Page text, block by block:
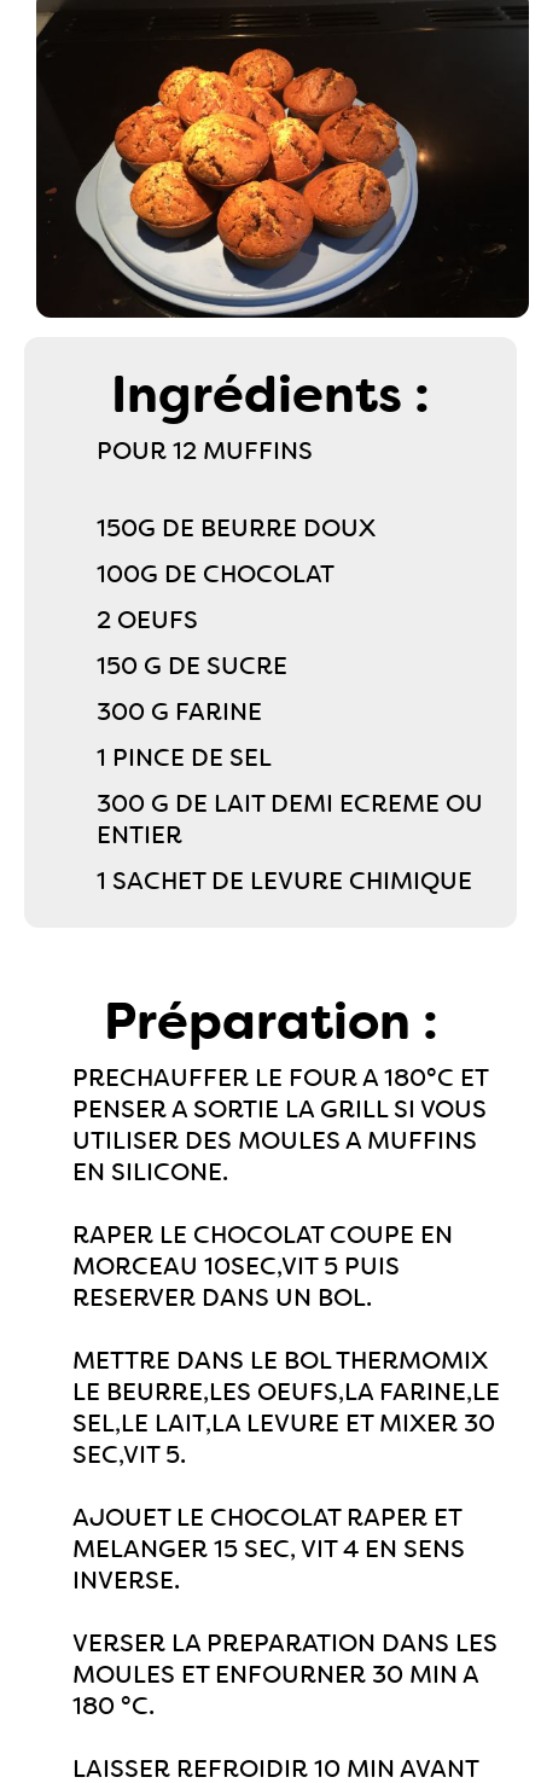
Ingrédients :
POUR 12 MUFFINS
150G DE BEURRE DOUX
100G DE CHOCOLAT
2 OEUFS
150 G DE SUCRE
300 G FARINE
1 PINCE DE SEL
300 G DE LAIT DEMI ECREME OU
ENTIER
1 SACHET DE LEVURE CHIMIQUE
Préparation :
PRECHAUFFER LE FOUR A 180°C ET
PENSER A SORTIE LA GRILL SI VOUS
UTILISER DES MOULES A MUFFINS
EN SILICONE.
RAPER LE CHOCOLAT COUPE EN
MORCEAU 10SEC,VIT 5 PUIS
RESERVER DANS UN BOL.
METTRE DANS LE BOL THERMOMIX
LE BEURRE,LES OEUFS,LA FARINE,LE
SEL,LE LAIT,LA LEVURE ET MIXER 30
SEC,VIT 5.
AJOUET LE CHOCOLAT RAPER ET
MELANGER 15 SEC, VIT 4 EN SENS
INVERSE.
VERSER LA PREPARATION DANS LES
MOULES ET ENFOURNER 30 MIN A
180 °C.
LAISSER REFROIDIR 10 MIN AVANT